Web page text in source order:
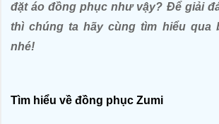
đặt áo đồng phục như vậy? Để giải
thì chúng ta hãy cùng tìm hiểu qua
nhé!
Tìm hiểu về đồng phục Zumi